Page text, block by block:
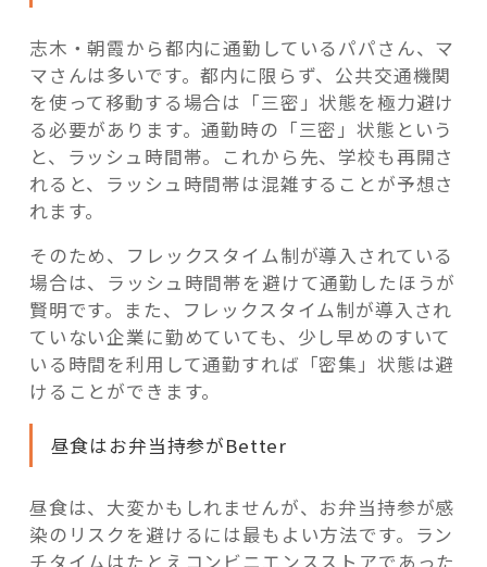
志木・朝霞から都内に通勤しているパパさん、マ
マさんは多いです。都内に限らず、公共交通機関
を使って移動する場合は「三密」状態を極力避け
る必要があります。通勤時の「三密」状態という
と、ラッシュ時間帯。これから先、学校も再開さ
れると、ラッシュ時間帯は混雑することが予想さ
れます。
そのため、フレックスタイム制が導入されている
場合は、ラッシュ時間帯を避けて通勤したほうが
賢明です。また、フレックスタイム制が導入され
ていない企業に勤めていても、少し早めのすいて
いる時間を利用して通勤すれば「密集」状態は避
けることができます。
昼食はお弁当持参がBetter
昼食は、大変かもしれませんが、お弁当持参が感
染のリスクを避けるには最もよい方法です。ラン
チタイムはたとえコンビニエンスストアであった